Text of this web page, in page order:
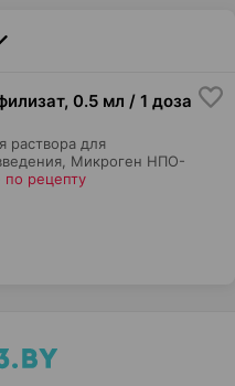
, 0.5 мл / 1 доза
раствора для
Микроген НПО-
по рецепту